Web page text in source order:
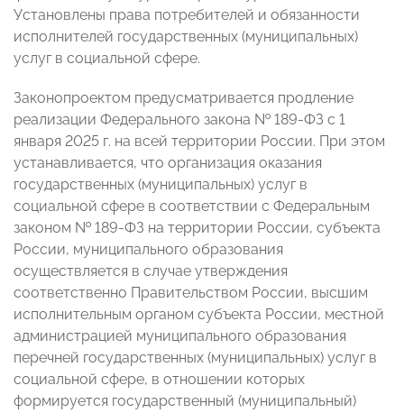
Установлены права потребителей и обязанности
исполнителей государственных (муниципальных)
услуг в социальной сфере.
Законопроектом предусматривается продление
реализации Федерального закона № 189-ФЗ с 1
января 2025 г. на всей территории России. При этом
устанавливается, что организация оказания
государственных (муниципальных) услуг в
социальной сфере в соответствии с Федеральным
законом № 189-ФЗ на территории России, субъекта
России, муниципального образования
осуществляется в случае утверждения
соответственно Правительством России, высшим
исполнительным органом субъекта России, местной
администрацией муниципального образования
перечней государственных (муниципальных) услуг в
социальной сфере, в отношении которых
формируется государственный (муниципальный)